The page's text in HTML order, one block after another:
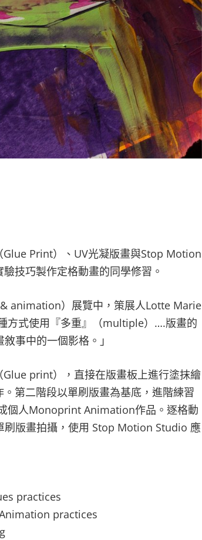
Print）、UV光凝版畫與Stop Motion
技巧製作定格動畫的同學修習。
animation）展覽中，策展人Lotte Marie
方式使用『多重』（multiple）….版畫的
事中的一個影格。」
print），直接在版畫板上進行塗抹繪
第二階段以單刷版畫為基底，進階練習
個人Monoprint Animation作品。逐格動
版畫拍攝，使用 Stop Motion Studio 應
practices
practices